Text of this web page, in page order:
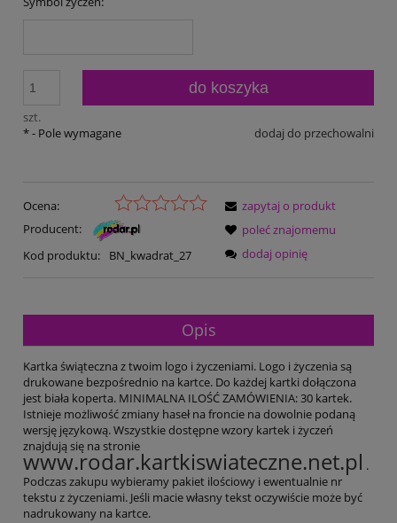
szt.
do koszyka
dodaj do przechowalni
*- Pole wymagane
Ocena:
Producent:
Kod produktu:
BN_kwadrat_27
zapytaj o produkt
poleć znajomemu
dodaj opinię
Opis
Kartka świąteczna z twoim logo i życzeniami. Logo i życzenia są
drukowane bezpośrednio na kartce. Do każdej kartki dołączona
jest biała koperta. MINIMALNA ILOŚĆ ZAMÓWIENIA: 30 kartek.
Istnieje możliwość zmiany haseł na froncie na dowolnie podaną
wersję językową. Wszystkie dostępne wzory kartek i życzeń
znajdują się na stronie
www.rodar.kartkiswiateczne.net.pl .
Podczas zakupu wybieramy pakiet ilościowy i ewentualnie nr
tekstu z życzeniami. Jeśli macie własny tekst oczywiście może być
nadrukowany na kartce.